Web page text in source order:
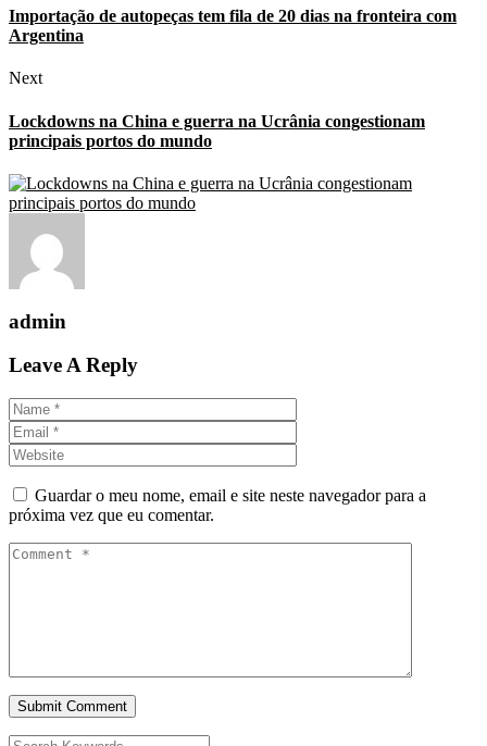
Importação de autopeças tem fila de 20 dias na fronteira com
Argentina
Next
Lockdowns na China e guerra na Ucrânia congestionam
principais portos do mundo
admin
Leave A Reply
Guardar o meu nome, email e site neste navegador para a
próxima vez que eu comentar.